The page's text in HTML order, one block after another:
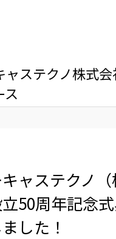
ャステクノ株式会
ス
ャステクノ
50周年記念
した！